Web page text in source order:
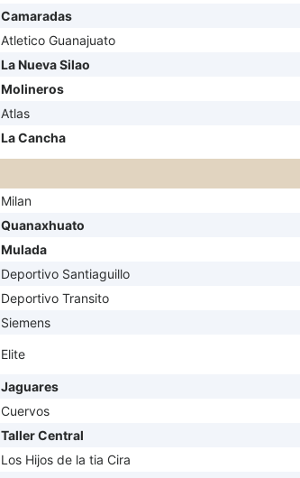
Camaradas
Atletico Guanajuato
La Nueva Silao
Molineros
Atlas
La Cancha
Milan
Quanaxhuato
Mulada
Deportivo Santiaguillo
Deportivo Transito
Siemens
Elite
Jaguares
Cuervos
Taller Central
Los Hijos de la tia Cira